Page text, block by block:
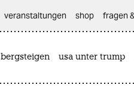
veranstaltungen shop fragen
bergsteigen usa unter trump